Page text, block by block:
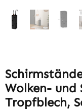
Wolken- und
Tropfblech,